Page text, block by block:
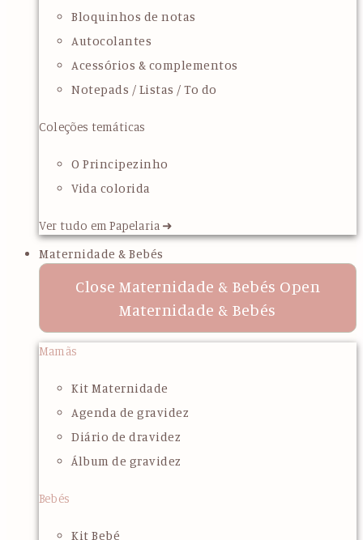
Bloquinhos de notas
Autocolantes
Acessórios & complementos
Notepads / Listas / To do
Coleções temáticas
O Principezinho
Vida colorida
Ver tudo em Papelaria ➜
Maternidade & Bebés
Close Maternidade & Bebés Open
Maternidade & Bebés
Mamãs
Kit Maternidade
Agenda de gravidez
Diário de dravidez
Álbum de gravidez
Bebés
Kit Bebé